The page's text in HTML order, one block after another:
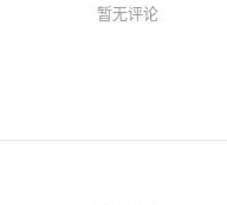
暂无评论